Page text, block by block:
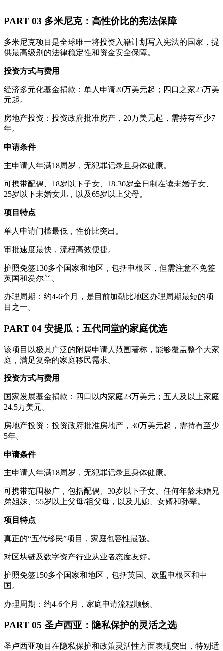
PART 03 多米尼克：高性价比的宪法保障
多米尼克项目是全球唯一将投资入籍计划写入宪法的国家，提
供最高级别的法律稳定性和资金安全保障。
投资方式与费用
经济多元化基金捐款：单人申请20万美元起；四口之家25万美
元起。
房地产投资：投资政府批准房产，20万美元起，需持有至少7
年。
申请条件
主申请人年满18周岁，无犯罪记录且身体健康。
可携带配偶、18岁以下子女、18-30岁全日制在读未婚子女、
25岁以下未婚女儿，以及65岁以上父母。
项目特点
单人申请门槛最低，性价比突出。
审批速度最快，流程高效便捷。
护照免签130多个国家和地区，包括申根区，但需注意不免签
英国和爱尔兰。
办理周期：约4-6个月，是目前加勒比地区办理周期最短的项
目之一。
PART 04 安提瓜：五代同堂的家庭优选
该项目以极其广泛的附属申请人范围著称，能够覆盖整个大家
庭，满足复杂的家庭移民需求。
投资方式与费用
国家发展基金捐款：四口以内家庭23万美元；五人及以上家庭
24.5万美元。
房地产投资：投资政府批准房地产，30万美元起，需持有至少
5年。
申请条件
主申请人年满18周岁，无犯罪记录且身体健康。
可携带范围极广，包括配偶、30岁以下子女、任何年龄未婚兄
弟姐妹、55岁以上父母/祖父母，以及儿媳、女婿和孙辈。
项目特点
真正的“五代移民”项目，家庭包容性最强。
对区块链及数字资产行业从业者态度友好。
护照免签150多个国家和地区，包括英国、欧盟申根区和中
国。
办理周期：约4-6个月，家庭申请流程顺畅。
PART 05 圣卢西亚：隐私保护的灵活之选
圣卢西亚项目在隐私保护和政策灵活性方面表现突出，特别适